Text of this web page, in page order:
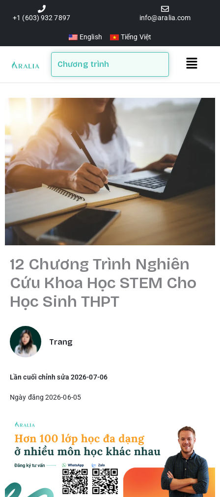
+1 (603) 932 7897 info@aralia.com
English Tiếng Việt
Chương trình
Main
12 Chương Trình Nghiên
Cứu Khoa Học STEM Cho
Học Sinh THPT
Trang
Lần cuối chỉnh sửa 2026-07-06
Ngày đăng 2026-06-05